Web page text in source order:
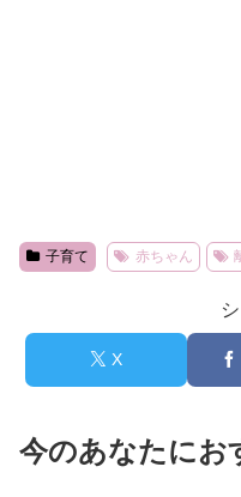
子育て 赤ちゃん
X
今のあなたにお